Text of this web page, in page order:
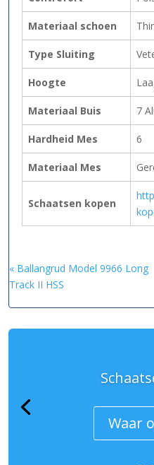
Materiaal schoen
Type Sluiting
Hoogte
Materiaal Buis 7
Hardheid Mes 6
Materiaal Mes
Schaatsen kopen
« Ballangrud Model 9966 Long
Track II HSS
Waar